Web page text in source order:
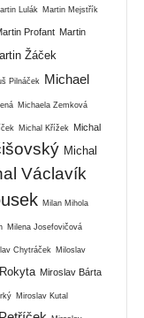
Lulák Martin Mejstřík
Profant Martin
Žáček
Pilnáček
Michael
Michaela Zemková
Michal Křížek Michal
Michal
Václavík
Milan Mihola
Milena Josefovičová
Chytráček Miloslav
Miroslav Bárta
Miroslav Kutal